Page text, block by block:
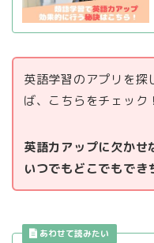
英語学習のアプリを探
ば、こちらをチェック！
英語力アップに欠かせ
いつでもどこでもでき